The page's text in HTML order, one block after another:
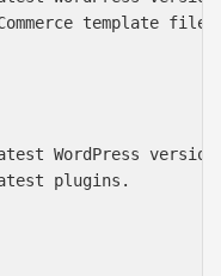
template
WordPress
plugins.